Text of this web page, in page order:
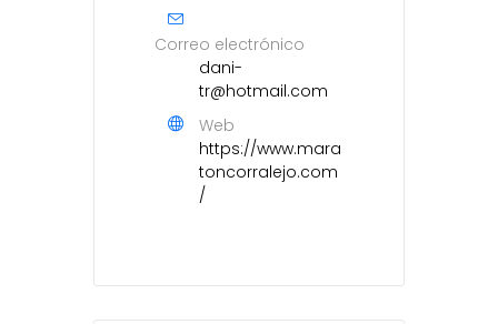
Correo electrónico
dani-
tr@hotmail.com
Web
https://www.mara
toncorralejo.com
/